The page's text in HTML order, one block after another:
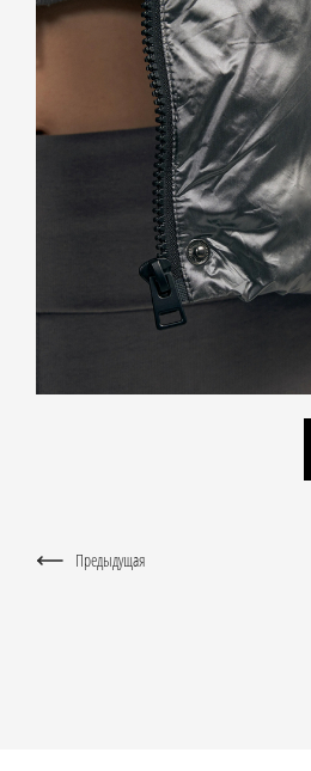
Предыдущая